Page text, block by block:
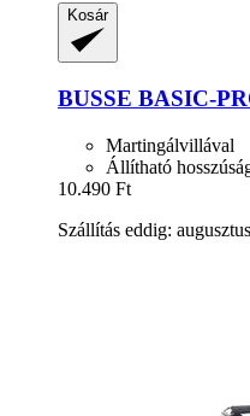
Kosár
BUSSE BASIC-​
Martingálvillával
Állítható
10.490 Ft
Szállítás eddig: